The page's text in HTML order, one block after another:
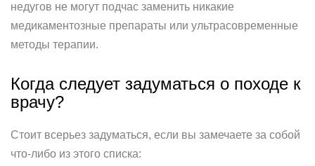
недугов не могут подчас заменить никакие
медикаментозные препараты или ультрасовременные
методы терапии.
Когда следует задуматься о походе к
врачу?
Стоит всерьез задуматься, если вы замечаете за собой
что-либо из этого списка: